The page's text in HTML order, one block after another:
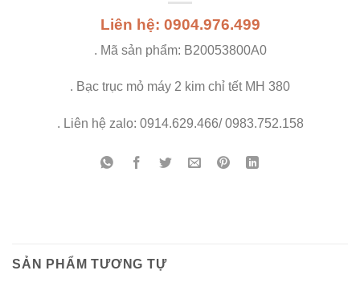
Liên hệ: 0904.976.499
. Mã sản phẩm: B20053800A0
. Bạc trục mỏ máy 2 kim chỉ tết MH 380
. Liên hệ zalo: 0914.629.466/ 0983.752.158
SẢN PHẨM TƯƠNG TỰ